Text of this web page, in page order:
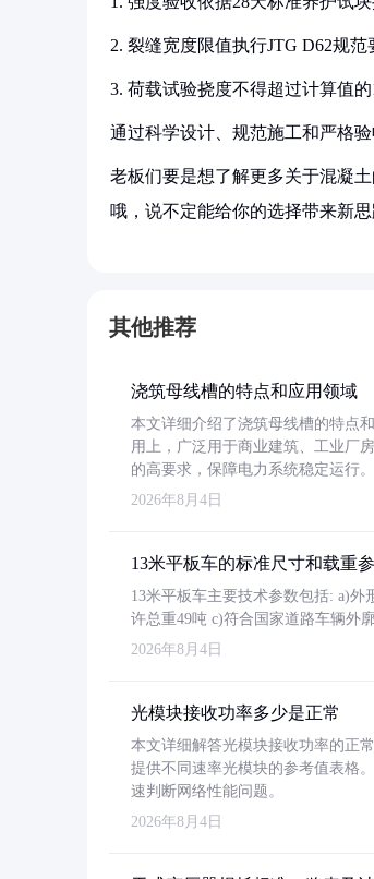
2. 裂缝宽度限值执行JTG D62规范
3. 荷载试验挠度不得超过计算值的
通过科学设计、规范施工和严格
老板们要是想了解更多关于混凝
哦，说不定能给你的选择带来新
其他推荐
浇筑母线槽的特点和应用领域
本文详细介绍了浇筑母线槽的特点
用上，广泛用于商业建筑、工业厂
的高要求，保障电力系统稳定运行。
2026年8月4日
13米平板车的标准尺寸和载重
13米平板车主要技术参数包括: a)外
许总重49吨 c)符合国家道路车辆外
2026年8月4日
光模块接收功率多少是正常
本文详细解答光模块接收功率的正
提供不同速率光模块的参考值表格
速判断网络性能问题。
2026年8月4日